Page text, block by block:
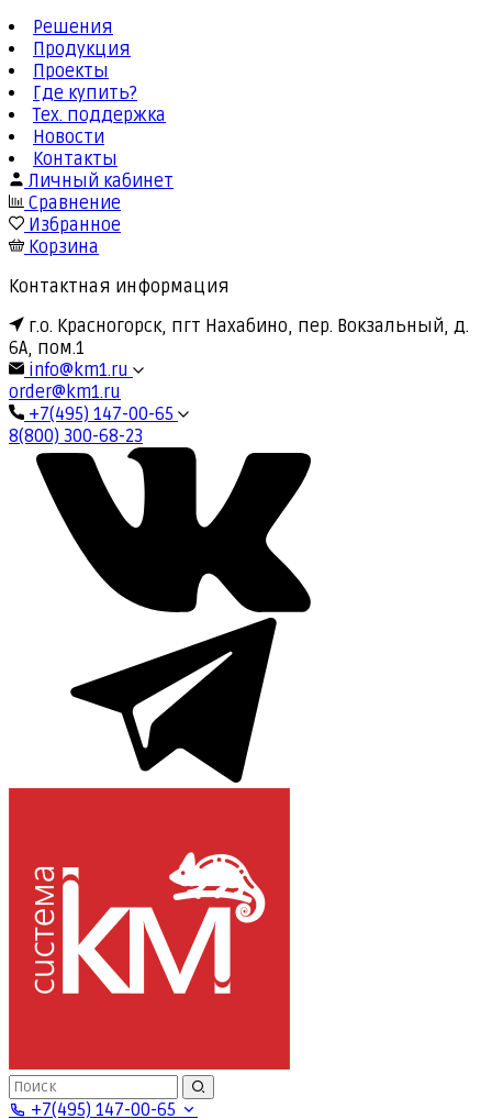
Решения
Продукция
Проекты
Где купить?
Тех. поддержка
Новости
Контакты
Личный кабинет
Сравнение
Избранное
Корзина
Контактная информация
г.о. Красногорск, пгт Нахабино, пер. Вокзальный, д.
6А, пом.1
info@km1.ru
order@km1.ru
+7(495) 147-00-65
8(800) 300-68-23
+7(495) 147-00-65